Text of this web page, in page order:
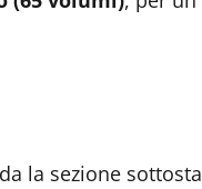
la sezione